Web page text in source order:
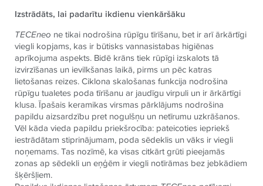
Izstrādāts, lai padarītu ikdienu vienkāršāku
TECEneo ne tikai nodrošina rūpīgu tīrīšanu, bet ir arī ārkārtīgi
viegli kopjams, kas ir būtisks vannasistabas higiēnas
aprīkojuma aspekts. Bidē krāns tiek rūpīgi izskalots tā
izvirzīšanas un ievilkšanas laikā, pirms un pēc katras
lietošanas reizes. Ciklona skalošanas funkcija nodrošina
rūpīgu tualetes poda tīrīšanu ar jaudīgu virpuli un ir ārkārtīgi
klusa. Īpašais keramikas virsmas pārklājums nodrošina
papildu aizsardzību pret nogulšņu un netīrumu uzkrāšanos.
Vēl kāda vieda papildu priekšrocība: pateicoties iepriekš
iestrādātam stiprinājumam, poda sēdeklis un vāks ir viegli
noņemams. Tas nozīmē, ka visas citkārt grūti pieejamās
zonas ap sēdekli un eņģēm ir viegli notīrāmas bez jebkādiem
šķēršļiem.